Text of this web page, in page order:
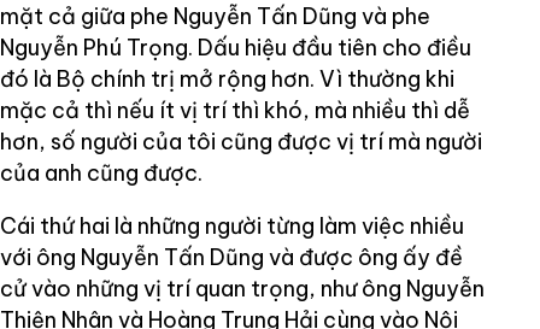
mặt cả giữa phe Nguyễn Tấn Dũng và phe
Nguyễn Phú Trọng. Dấu hiệu đầu tiên cho điều
đó là Bộ chính trị mở rộng hơn. Vì thường khi
mặc cả thì nếu ít vị trí thì khó, mà nhiều thì dễ
hơn, số người của tôi cũng được vị trí mà người
của anh cũng được.
Cái thứ hai là những người từng làm việc nhiều
với ông Nguyễn Tấn Dũng và được ông ấy đề
cử vào những vị trí quan trọng, như ông Nguyễn
Thiện Nhân và Hoàng Trung Hải cùng vào Nội